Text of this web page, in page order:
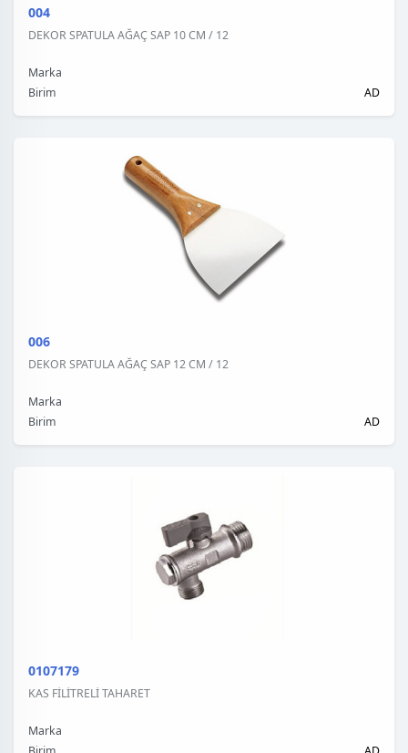
004
DEKOR SPATULA AĞAÇ SAP 10 CM / 12
Marka
Birim
AD
006
DEKOR SPATULA AĞAÇ SAP 12 CM / 12
Marka
Birim
AD
0107179
KAS FİLİTRELİ TAHARET
Marka